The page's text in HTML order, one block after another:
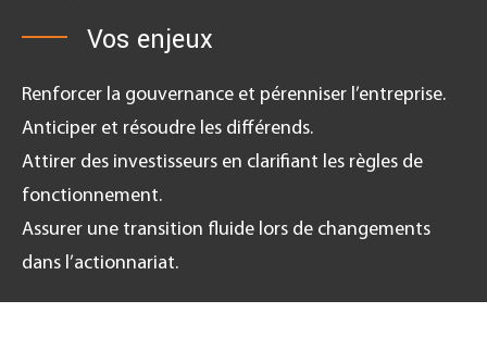
Vos enjeux
Renforcer la gouvernance et pérenniser l’entreprise.
Anticiper et résoudre les différends.
Attirer des investisseurs en clarifiant les règles de
fonctionnement.
Assurer une transition fluide lors de changements
dans l’actionnariat.